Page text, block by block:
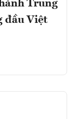
Trung
đầu Việt